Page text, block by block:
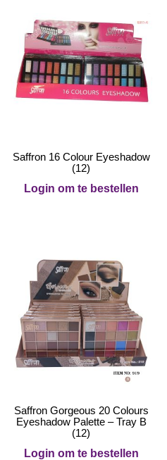
Saffron 16 Colour Eyeshadow
(12)
Login om te bestellen
Saffron Gorgeous 20 Colours
Eyeshadow Palette – Tray B
(12)
Login om te bestellen